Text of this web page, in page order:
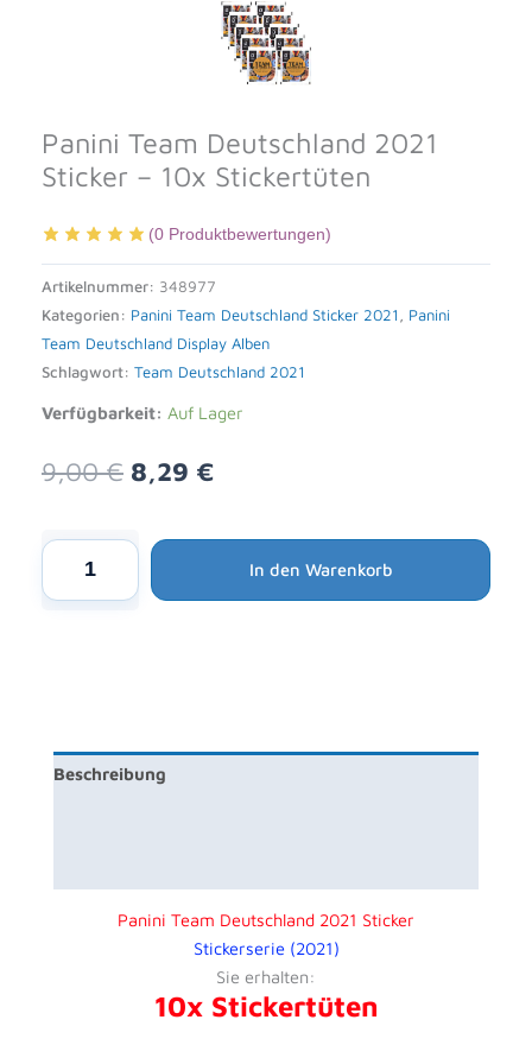
Panini Team Deutschland 2021
Sticker – 10x Stickertüten
(0 Produktbewertungen)
Artikelnummer: 348977
Kategorien: Panini Team Deutschland Sticker 2021, Panini
Team Deutschland Display Alben
Schlagwort: Team Deutschland 2021
Verfügbarkeit: Auf Lager
9,00€ Ursprünglicher
9,00 €
8,29 €Aktueller
8,29 €.
Panini
Stickertüten
Menge
In den Warenkorb
Alternative:
Beschreibung
Panini Team Deutschland 2021 Sticker
Stickerserie (2021)
Sie erhalten:
10x Stickertüten